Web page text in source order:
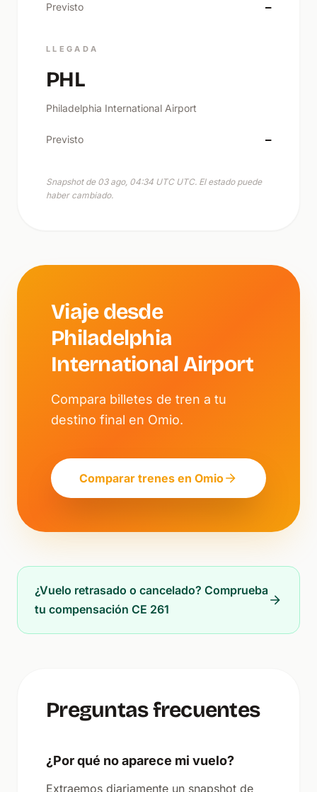
Previsto —
LLEGADA
PHL
Philadelphia International Airport
Previsto —
Snapshot de 03 ago, 04:34 UTC UTC. El estado puede
haber cambiado.
Viaje desde
Philadelphia
International Airport
Compara billetes de tren a tu
destino final en Omio.
Comparar trenes en Omio
¿Vuelo retrasado o cancelado? Comprueba
tu compensación CE 261
Preguntas frecuentes
¿Por qué no aparece mi vuelo?
Extraemos diariamente un snapshot de